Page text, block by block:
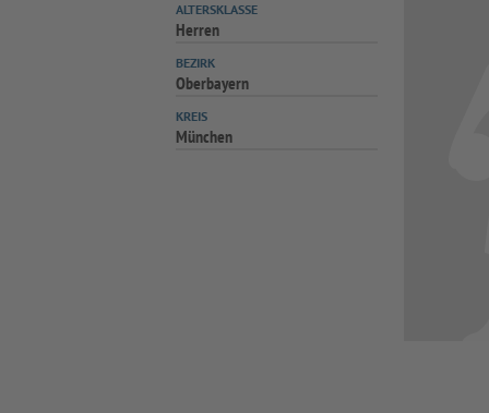
ALTERSKLASSE
Herren
BEZIRK
Oberbayern
KREIS
München